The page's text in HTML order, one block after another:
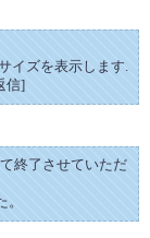
イズを表示します.
信]
終了させていただ